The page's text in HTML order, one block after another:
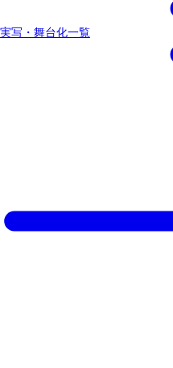
実写・舞台化一覧